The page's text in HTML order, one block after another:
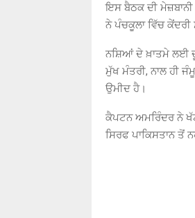
ਇਸ ਬੈਠਕ ਦੀ
ਨੇ ਪੰਚਕੂਲਾ ਵਿੱਚ ਕੇਂਦਰੀ
ਨਸ਼ਿਆਂ ਦੇ ਖ਼ਾਤਮੇ ਲਈ
ਮੁੱਖ ਮੰਤਰੀ, ਨਾਲ ਹੀ
ਉਮੀਦ ਹੈ।
ਕੈਪਟਨ ਅਮਰਿੰਦਰ ਨੇ
ਸਿਰਫ ਪਾਕਿਸਤਾਨ ਤੋਂ